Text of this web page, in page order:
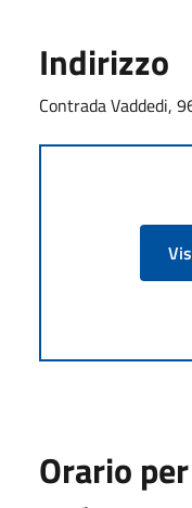
Indirizzo
Contrada Vaddedi,
Orario